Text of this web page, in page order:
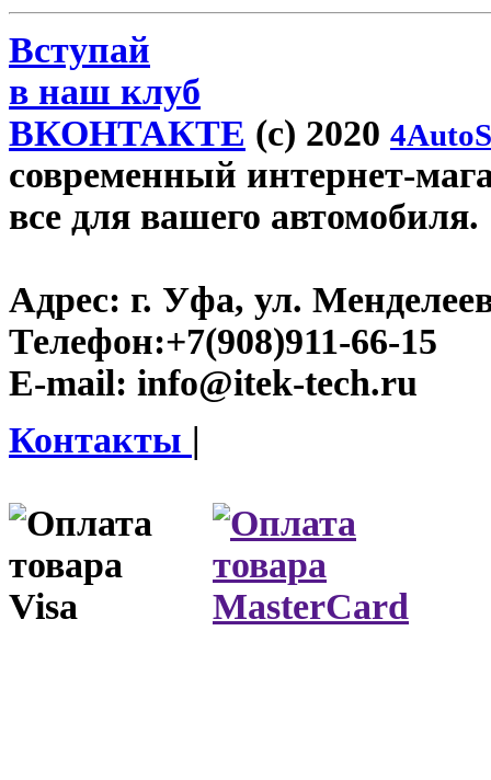
Вступай
в наш клуб
ВКОНТАКТЕ (c) 2020
современный интернет-
все для вашего автомобиля.
Адрес: г. Уфа, ул.
Телефон:+7(908)911-66-15
E-mail: info@itek-tech.ru
Контакты |